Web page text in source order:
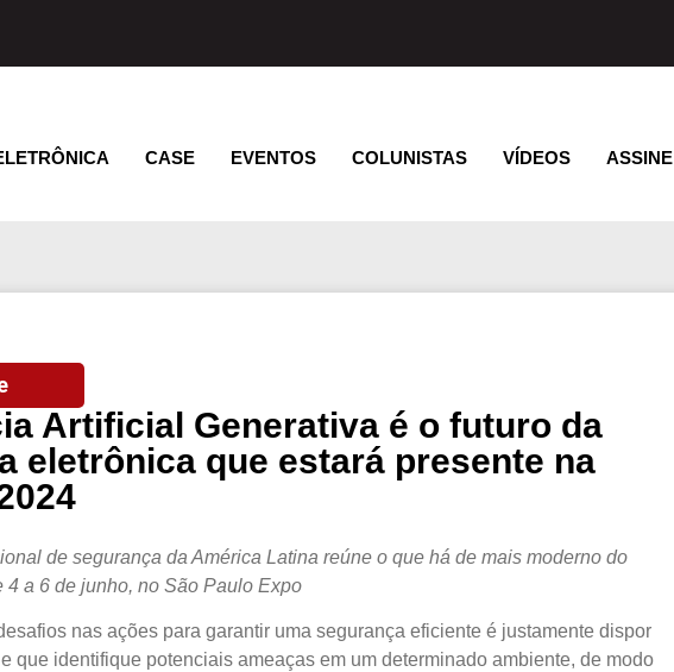
CASE EVENTOS COLUNISTAS VÍDEOS ASSINE
Artificial Generativa é o futuro da
eletrônica que estará presente na
de segurança da América Latina reúne o que há de mais moderno do
4 a 6 de junho, no São Paulo Expo
nas ações para garantir uma segurança eficiente é justamente dispor
que identifique potenciais ameaças em um determinado ambiente, de modo